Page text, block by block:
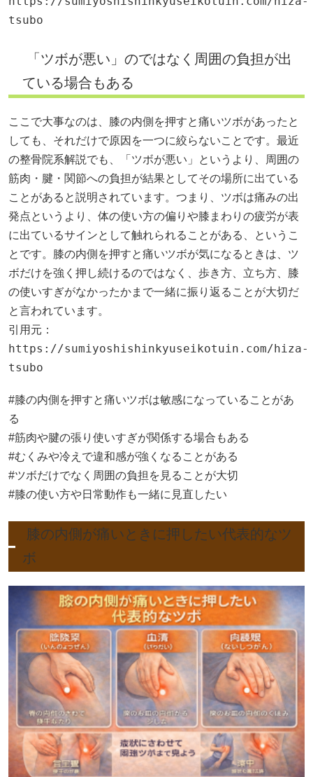
tsubo
「ツボが悪い」のではなく周囲の負担が出
ている場合もある
ここで大事なのは、膝の内側を押すと痛いツボがあったと
しても、それだけで原因を一つに絞らないことです。最近
の整骨院系解説でも、「ツボが悪い」というより、周囲の
筋肉・腱・関節への負担が結果としてその場所に出ている
ことがあると説明されています。つまり、ツボは痛みの出
発点というより、体の使い方の偏りや膝まわりの疲労が表
に出ているサインとして触れられることがある、というこ
とです。膝の内側を押すと痛いツボが気になるときは、ツ
ボだけを強く押し続けるのではなく、歩き方、立ち方、膝
の使いすぎがなかったかまで一緒に振り返ることが大切だ
と言われています。
引用元：
https://sumiyoshishinkyuseikotuin.com/hiza-
tsubo
#膝の内側を押すと痛いツボは敏感になっていることがあ
る
#筋肉や腱の張り使いすぎが関係する場合もある
#むくみや冷えで違和感が強くなることがある
#ツボだけでなく周囲の負担を見ることが大切
#膝の使い方や日常動作も一緒に見直したい
膝の内側が痛いときに押したい代表的なツ
ボ